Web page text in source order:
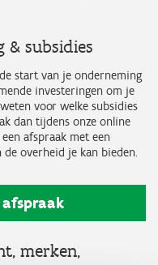
& subsidies
start van je onderneming
investeringen om je
voor welke subsidies
dan tijdens onze online
afspraak met een
overheid je kan bieden.
merken,